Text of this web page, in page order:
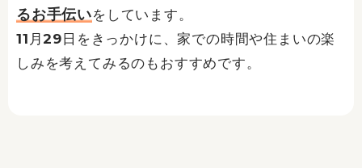
るお手伝いをしています。
11月29日をきっかけに、家での時間や住まいの楽
しみを考えてみるのもおすすめです。